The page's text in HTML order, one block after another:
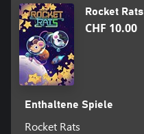
Rocket Rats
CHF 10.00
Enthaltene Spiele
Rocket Rats